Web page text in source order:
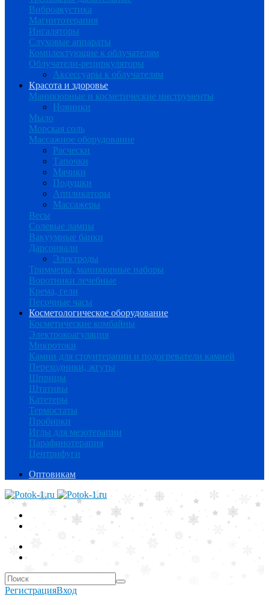
Виброакустика
Магнитотерапия
Ингаляторы
Слуховые аппараты
Комплектующие к облучателям
Облучатели-рециркуляторы
Аксессуары к облучателям
Красота и здоровье
Маникюрные и косметические инструменты
Новинки
Мыло
Морская соль
Массажное оборудование
Расчески
Тапочки
Мячики
Подушки
Аппликаторы
Массажеры
Весы
Солевые лампы
Вакуумные банки
Дарсонвали
Электроды
Триммеры, маникюрные наборы
Воротники лечебные
Крема, гели
Песочные часы
Косметологическое оборудование
Косметические комбайны
Электрокоагуляция
Микротоки
Камни для стоунтерапии и подогреватели камней
Переходники, жгуты
Шприцы
Штативы
Катетеры
Термостаты
Пробирки
Иглы для мезотерапии
Парафинотерапия
Центрифуги
Оптовикам
РегистрацияВход